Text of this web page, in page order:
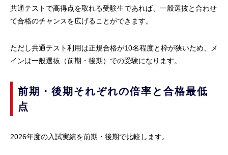
共通テストで高得点を取れる受験生であれば、一般選抜と合わせ
て合格のチャンスを広げることができます。
ただし共通テスト利用は正規合格が10名程度と枠が狭いため、メ
インは一般選抜（前期・後期）での受験になります。
前期・後期それぞれの倍率と合格最低
点
2026年度の入試実績を前期・後期で比較します。